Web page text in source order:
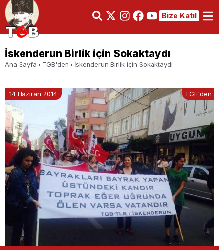
Bize Katıl
İskenderun Birlik için Sokaktaydı
Ana Sayfa TGB'den İskenderun Birlik için Sokaktaydı
14 Haziran 2014 TGB'den